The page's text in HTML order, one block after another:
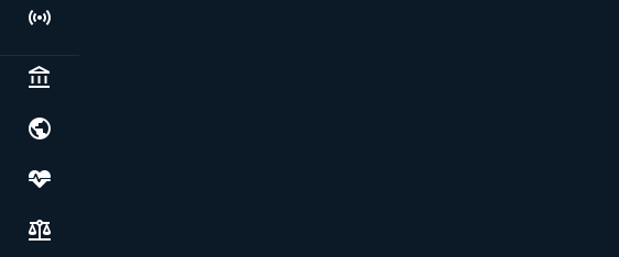
Live
Politics & institutions
Society, justice & freedoms